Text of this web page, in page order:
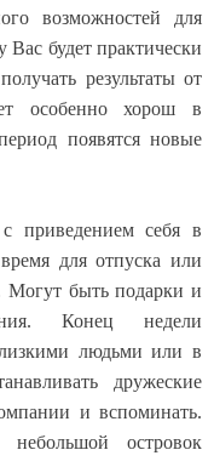
возможностей для
Вас будет практически
результаты от
особенно хорош в
появятся новые
приведением себя в
для отпуска или
Могут быть подарки и
Конец недели
людьми или в
дружеские
и вспоминать.
островок